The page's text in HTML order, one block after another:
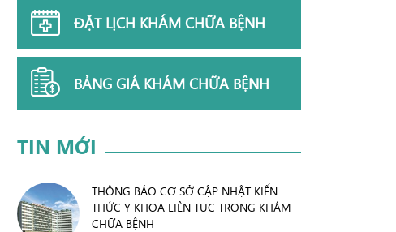
ĐẶT LỊCH KHÁM CHỮA BỆNH
BẢNG GIÁ KHÁM CHỮA BỆNH
TIN MỚI
THÔNG BÁO CƠ SỞ CẬP NHẬT KIẾN
THỨC Y KHOA LIÊN TỤC TRONG KHÁM
CHỮA BỆNH